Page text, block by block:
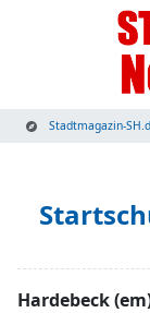
Stadtmagazin-
­Hardebeck